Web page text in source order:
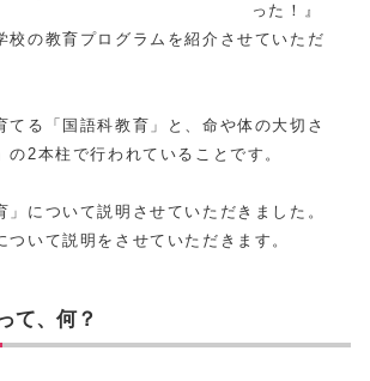
った！』
校の教育プログラムを紹介させていただ
てる「国語科教育」と、命や体の大切さ
の2本柱で行われていることです。
」について説明させていただきました。
ついて説明をさせていただきます。
て、何？